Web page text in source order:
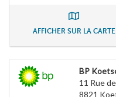
AFFICHER SUR LA CARTE
BP
11 Rue
8821